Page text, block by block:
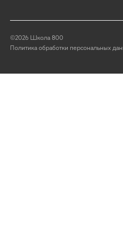
©2026 Школа 800
Политика обработки персональных